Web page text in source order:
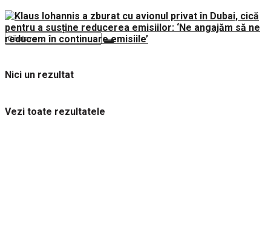
Nici un rezultat
Vezi toate rezultatele